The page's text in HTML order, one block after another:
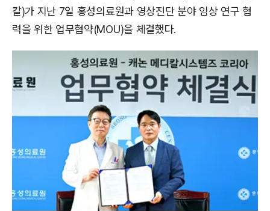
칼)가 지난 7일 홍성의료원과 영상진단 분야 임상 연구 협
력을 위한 업무협약(MOU)을 체결했다.